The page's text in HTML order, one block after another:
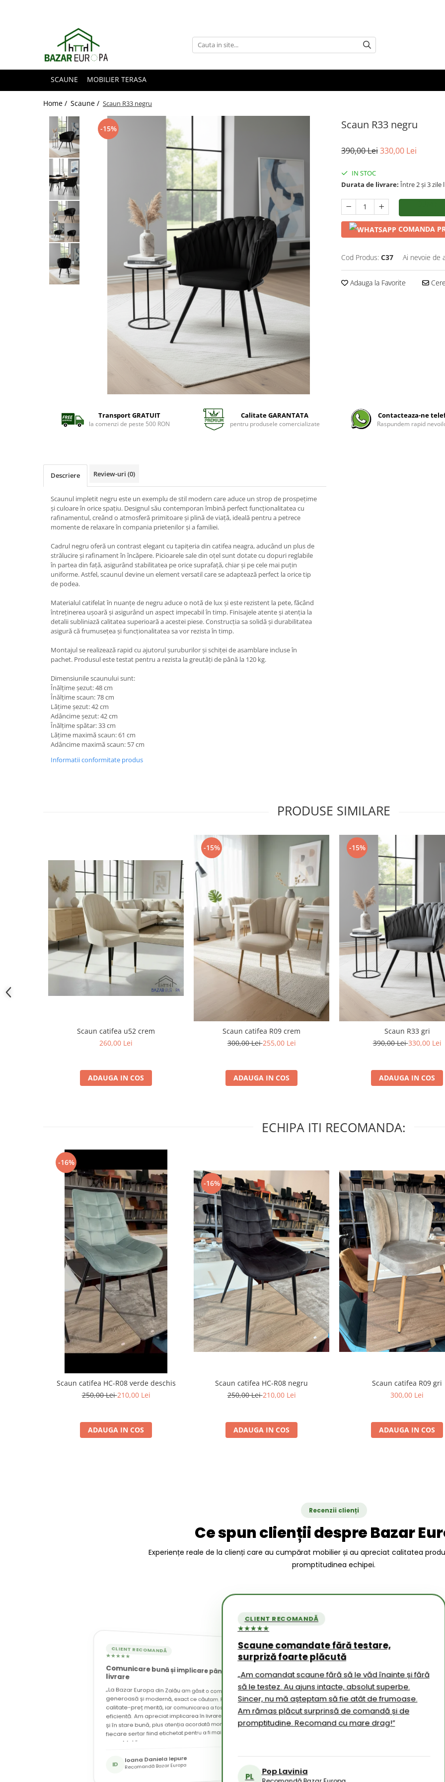
SCAUNE MOBILIER TERASA
Home / Scaune / Scaun R33 negru
Scaun R33 negru
-15%
390,00 Lei330,00 Lei
IN STOC
Durata de livrare: Între 2 și 3 zile
COMANDA
Cod Produs: C37 Ai nevoie de
Adauga la Favorite
Transport GRATUIT
la comenzi de peste 500 RON
Calitate GARANTATA
pentru produsele comercializate
Contacteaza-ne
Raspundem rapid
Descriere Review-uri (0)
Scaunul impletit negru este un exemplu de stil modern care aduce un strop de prospețime
și culoare în orice spațiu. Designul său contemporan îmbină perfect funcționalitatea cu
rafinamentul, creând o atmosferă primitoare și plină de viață, ideală pentru a petrece
momente de relaxare în compania prietenilor și a familiei.
Cadrul negru oferă un contrast elegant cu tapițeria din catifea neagra, aducând un plus de
strălucire și rafinament în încăpere. Picioarele sale din oțel sunt dotate cu dopuri reglabile
în partea din față, asigurând stabilitatea pe orice suprafață, chiar și pe cele mai puțin
uniforme. Astfel, scaunul devine un element versatil care se adaptează perfect la orice tip
de podea.
Materialul catifelat în nuanțe de negru aduce o notă de lux și este rezistent la pete, făcând
întreținerea ușoară și asigurând un aspect impecabil în timp. Finisajele atente și atenția la
detalii subliniază calitatea superioară a acestei piese. Construcția sa solidă și durabilitatea
asigură că frumusețea și funcționalitatea sa vor rezista în timp.
Montajul se realizează rapid cu ajutorul șuruburilor și schiței de asamblare incluse în
pachet. Produsul este testat pentru a rezista la greutăți de până la 120 kg.
Dimensiunile scaunului sunt:
Înălțime șezut: 48 cm
Înălțime scaun: 78 cm
Lățime șezut: 42 cm
Adâncime șezut: 42 cm
Înălțime spătar: 33 cm
Lățime maximă scaun: 61 cm
Adâncime maximă scaun: 57 cm
Informatii conformitate produs
PRODUSE SIMILARE
Scaun catifea u52 crem
260,00 Lei
ADAUGA IN COS
-15%
Scaun catifea R09 crem
300,00 Lei255,00 Lei
ADAUGA IN COS
-15%
Scaun R33 gri
390,00 Lei330,00 Lei
ADAUGA IN COS
ECHIPA ITI RECOMANDA:
-16%
Scaun catifea HC-R08 verde deschis
250,00 Lei210,00 Lei
ADAUGA IN COS
-16%
Scaun catifea HC-R08 negru
250,00 Lei210,00 Lei
ADAUGA IN COS
Scaun catifea R09 gri
300,00 Lei
ADAUGA IN COS
Recenzii clienți
Ce spun clienții despre Bazar
Experiențe reale de la clienți care au cumpărat mobilier și au apreciat calitatea
promptitudinea echipei.
CLIENT RECOMANDĂ
★★★★★
Scaune comandate fără testare,
surpriză foarte plăcută
„Am comandat scaune fără să le văd înainte și fără
să le testez. Au ajuns intacte, absolut superbe.
Sincer, nu mă așteptam să fie atât de frumoase.
Am rămas plăcut surprinsă de comandă și de
promptitudine. Recomand cu mare drag!”
PL Pop Lavinia
CLIENT RECOMANDĂ
★★★★★
Comunicare bună și implicare până la
livrare
„La Bazar Europa din Zalău am găsit o comodă
generoasă și modernă, exact ce căutam. Raportul
calitate-preț merită, iar comunicarea a fost
eficientă. Am apreciat implicarea în livrarea la timp
și în stare bună, plus atenția acordată montajului,
fiecare sertar fiind etichetat pentru a fi mai ușor de
asamblat.”
ID
Ioana Daniela Iepure
Recomandă Bazar Europa